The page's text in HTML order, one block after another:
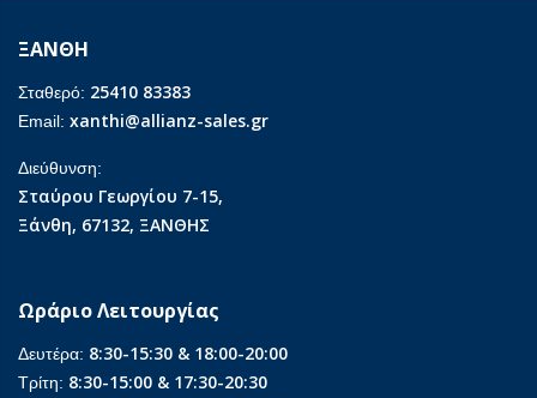
ΞΑΝΘΗ
Σταθερό: 25410 83383
Email: xanthi@allianz-sales.gr
Διεύθυνση:
Σταύρου Γεωργίου 7-15,
Ξάνθη, 67132, ΞΑΝΘΗΣ
Ωράριο Λειτουργίας
Δευτέρα: 8:30-15:30 & 18:00-20:00
Τρίτη: 8:30-15:00 & 17:30-20:30